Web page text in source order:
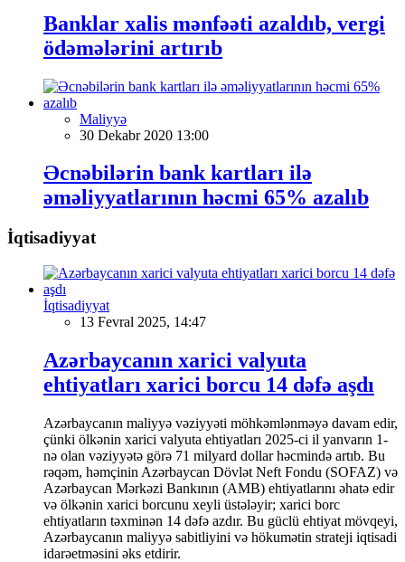
Banklar xalis mənfəəti azaldıb, vergi
ödəmələrini artırıb
Maliyyə
30 Dekabr 2020 13:00
Əcnəbilərin bank kartları ilə
əməliyyatlarının həcmi 65% azalıb
İqtisadiyyat
İqtisadiyyat
13 Fevral 2025, 14:47
Azərbaycanın xarici valyuta
ehtiyatları xarici borcu 14 dəfə aşdı
Azərbaycanın maliyyə vəziyyəti möhkəmlənməyə davam edir,
çünki ölkənin xarici valyuta ehtiyatları 2025-ci il yanvarın 1-
nə olan vəziyyətə görə 71 milyard dollar həcmində artıb. Bu
rəqəm, həmçinin Azərbaycan Dövlət Neft Fondu (SOFAZ) və
Azərbaycan Mərkəzi Bankının (AMB) ehtiyatlarını əhatə edir
və ölkənin xarici borcunu xeyli üstələyir; xarici borc
ehtiyatların təxminən 14 dəfə azdır. Bu güclü ehtiyat mövqeyi,
Azərbaycanın maliyyə sabitliyini və hökumətin strateji iqtisadi
idarəetməsini əks etdirir.